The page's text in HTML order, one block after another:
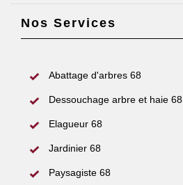
Nos Services
Abattage d'arbres 68
Dessouchage arbre et haie 68
Elagueur 68
Jardinier 68
Paysagiste 68